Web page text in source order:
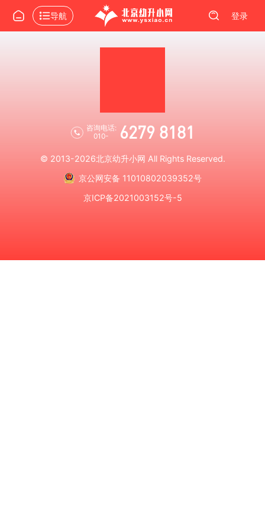
导航 登录
咨询电话:
010-
6279 8181
© 2013-2026北京幼升小网 All Rights Reserved.
京公网安备 11010802039352号
京ICP备2021003152号-5